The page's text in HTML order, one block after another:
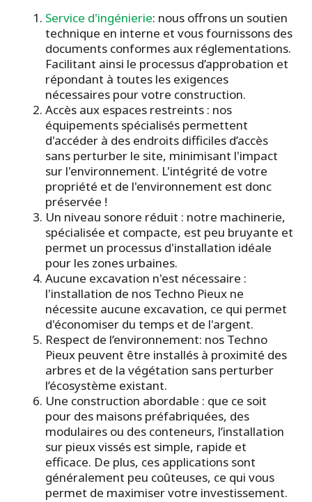
Service d'ingénierie: nous offrons un soutien
technique en interne et vous fournissons des
documents conformes aux réglementations.
Facilitant ainsi le processus d’approbation et
répondant à toutes les exigences
nécessaires pour votre construction.
Accès aux espaces restreints : nos
équipements spécialisés permettent
d'accéder à des endroits difficiles d’accès
sans perturber le site, minimisant l'impact
sur l'environnement. L'intégrité de votre
propriété et de l'environnement est donc
préservée !
Un niveau sonore réduit : notre machinerie,
spécialisée et compacte, est peu bruyante et
permet un processus d'installation idéale
pour les zones urbaines.
Aucune excavation n'est nécessaire :
l'installation de nos Techno Pieux ne
nécessite aucune excavation, ce qui permet
d'économiser du temps et de l'argent.
Respect de l’environnement: nos Techno
Pieux peuvent être installés à proximité des
arbres et de la végétation sans perturber
l’écosystème existant.
Une construction abordable : que ce soit
pour des maisons préfabriquées, des
modulaires ou des conteneurs, l’installation
sur pieux vissés est simple, rapide et
efficace. De plus, ces applications sont
généralement peu coûteuses, ce qui vous
permet de maximiser votre investissement.